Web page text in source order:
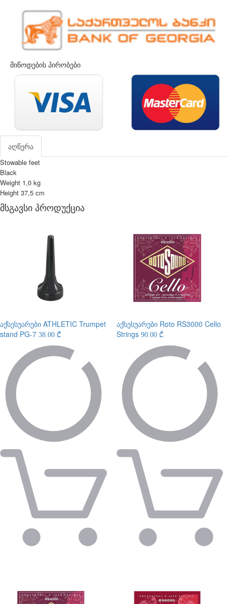
მიწოდების პირობები
აღწერა
Stowable feet
Black
Weight 1,0 kg
Height 37,5 cm
მსგავსი პროდუქცია
აქსესუარები ATHLETIC Trumpet
stand PG-7 38.00 ₾
აქსესუარები Roto RS3000 Cello
Strings 90.00 ₾